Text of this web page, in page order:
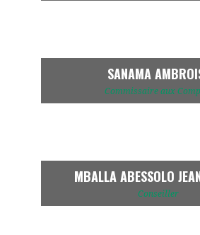
SANAMA
Commissaire aux
MBALLA ABESSOLO
Conseiller